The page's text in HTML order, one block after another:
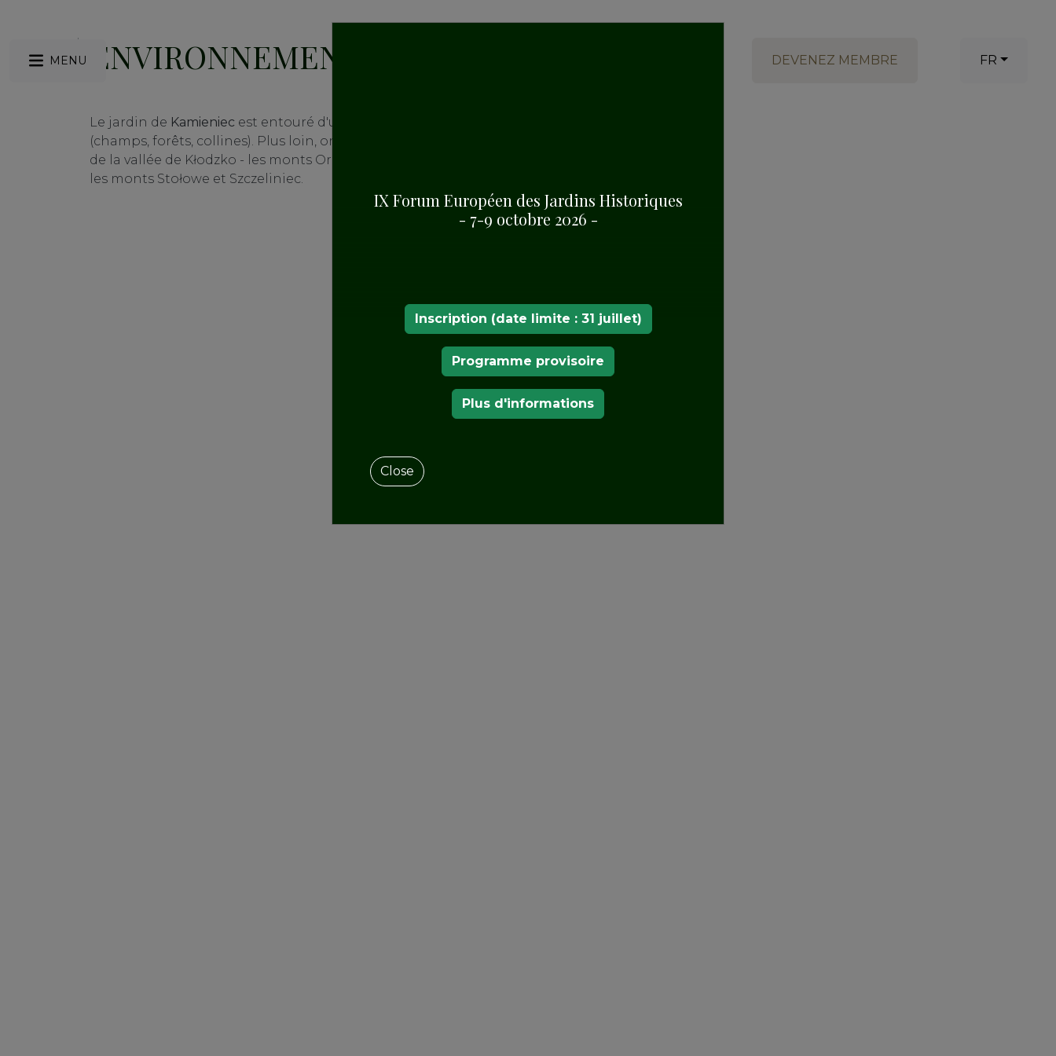
DEVENEZ MEMBRE
MENU FR
ENVIRONNEMENT NATUREL
Le jardin de Kamieniec est entouré d'un paysage agricole naturel
(champs, forêts, collines). Plus loin, on aperçoit les montagnes
de la vallée de Kłodzko - les monts Orlickie, le massif de Śnieżnik,
les monts Stołowe et Szczeliniec.
NOS MEMBRES
IX Forum Européen des Jardins Historiques
- 7-9 octobre 2026 -
Inscription (date limite : 31 juillet)
Programme provisoire
Plus d'informations
Close